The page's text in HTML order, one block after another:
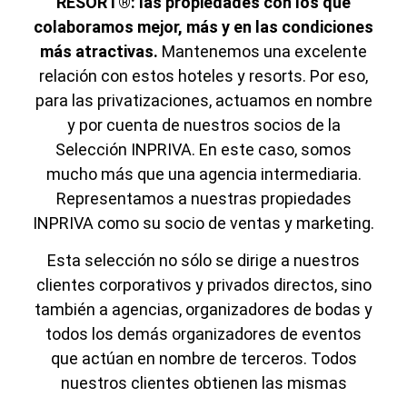
colaboramos mejor, más y en las condiciones
más atractivas. Mantenemos una excelente
relación con estos hoteles y resorts. Por eso,
para las privatizaciones, actuamos en nombre
y por cuenta de nuestros socios de la
Selección INPRIVA. En este caso, somos
mucho más que una agencia intermediaria.
Representamos a nuestras propiedades
INPRIVA como su socio de ventas y marketing.
Esta selección no sólo se dirige a nuestros
clientes corporativos y privados directos, sino
también a agencias, organizadores de bodas y
todos los demás organizadores de eventos
que actúan en nombre de terceros. Todos
nuestros clientes obtienen las mismas